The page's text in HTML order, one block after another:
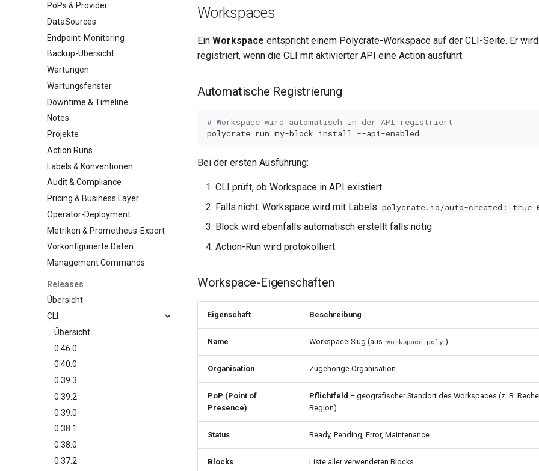
PoPs & Provider
DataSources
Endpoint-Monitoring
Backup-Übersicht
Wartungen
Wartungsfenster
Downtime & Timeline
Notes
Projekte
Action Runs
Labels & Konventionen
Audit & Compliance
Pricing & Business Layer
Operator-Deployment
Metriken & Prometheus-Export
Vorkonfigurierte Daten
Management Commands
Releases
Übersicht
CLI
Übersicht
0.46.0
0.40.0
0.39.3
0.39.2
0.39.0
0.38.1
0.38.0
0.37.2
Workspaces
Ein Workspace entspricht einem Polycrate-Workspace auf der CLI-Seite. Er
registriert, wenn die CLI mit aktivierter API eine Action ausführt.
Automatische Registrierung
# Workspace wird automatisch in der API registriert
polycrate run my-block install
Bei der ersten Ausführung:
CLI prüft, ob Workspace in API existiert
Falls nicht: Workspace wird mit Labels polycrate.io/auto-created: true
Block wird ebenfalls automatisch erstellt falls nötig
Action-Run wird protokolliert
Workspace-Eigenschaften
Eigenschaft Beschreibung
Name Workspace-Slug (aus workspace.poly )
Organisation Zugehörige Organisation
PoP (Point of
Presence)
Pflichtfeld – geografischer Standort des Workspaces (z. B.
Region)
Status Ready, Pending, Error, Maintenance
Blocks Liste aller verwendeten Blocks